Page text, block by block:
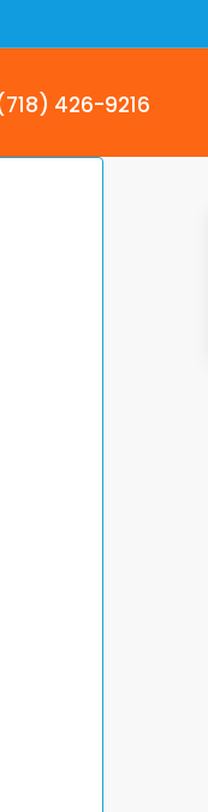
426-9216